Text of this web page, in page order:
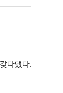
17회》, 앤솔러
, 《네메시스》
다댔다.